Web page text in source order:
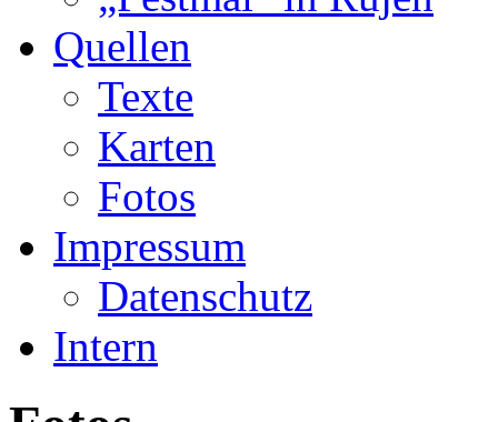
Quellen
Texte
Karten
Fotos
Impressum
Datenschutz
Intern